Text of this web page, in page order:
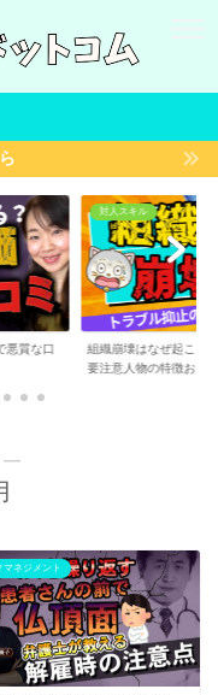
悪質な口
対人スキル
組織崩壊はなぜ起こる
要注意人物の特徴お...
―
マネジメント